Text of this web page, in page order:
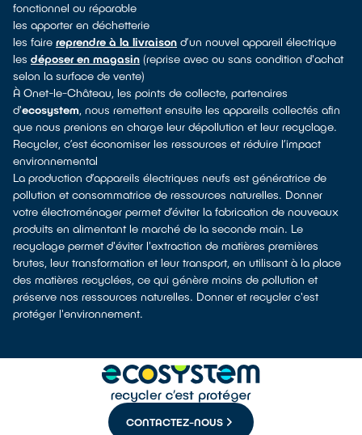
fonctionnel ou réparable
les apporter en déchetterie
les faire reprendre à la livraison d’un nouvel appareil électrique
les déposer en magasin (reprise avec ou sans condition d'achat
selon la surface de vente)
À Onet-le-Château, les points de collecte, partenaires
d'ecosystem, nous remettent ensuite les appareils collectés afin
que nous prenions en charge leur dépollution et leur recyclage.
Recycler, c’est économiser les ressources et réduire l’impact
environnemental
La production d’appareils électriques neufs est génératrice de
pollution et consommatrice de ressources naturelles. Donner
votre électroménager permet d’éviter la fabrication de nouveaux
produits en alimentant le marché de la seconde main. Le
recyclage permet d'éviter l'extraction de matières premières
brutes, leur transformation et leur transport, en utilisant à la place
des matières recyclées, ce qui génère moins de pollution et
préserve nos ressources naturelles. Donner et recycler c'est
protéger l'environnement.
CONTACTEZ-NOUS